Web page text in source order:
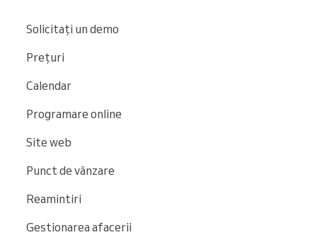
Solicitați un demo
Prețuri
Calendar
Programare online
Site web
Punct de vânzare
Reamintiri
Gestionarea afacerii